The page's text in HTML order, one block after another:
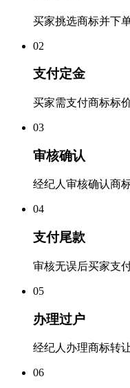
买家挑选商标并下
02
支付定金
买家需支付商标标
03
审核确认
经纪人审核确认商
04
支付尾款
审核无误后买家支
05
办理过户
经纪人办理商标转
06